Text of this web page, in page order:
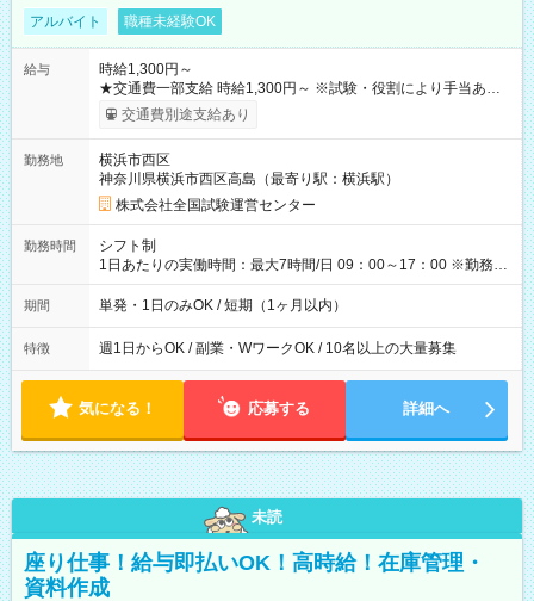
アルバイト 職種未経験OK
給与
時給1,300円～
★交通費一部支給 時給1,300円～ ※試験・役割により手当あり
※勤務回数により昇給あり 【即給（前払い）オプションあ
り！】 希望される場合、勤務から1週間ほどで給与の一部を受け
例】 ・河合塾模擬試験 8:30～17:30（休憩1時間） 時給1,300円
×8時間＝日収10,400円＋交通費 ※当日の役割により時給＋100
円の場合あり ・国家試験 7:00～13:30（休憩なし） 時給1,300
円（役割手当＋100円）×6時間＝日収8,400円＋交通費 【試用期
間】試用期間なし
交通費別途支給あり
勤務地
横浜市西区
神奈川県横浜市西区高島（最寄り駅：横浜駅）
株式会社全国試験運営センター
勤務時間
シフト制
1日あたりの実働時間：最大7時間/日 09：00～17：00 ※勤務時
間は 試験により異なります。
期間 単発・1日のみOK / 短期（1ヶ月以内）
特徴 週1日からOK / 副業・WワークOK / 10名以上の大量募集
気になる！ 応募する 詳細へ
未読
座り仕事！給与即払いOK！高時給！在庫管理・
資料作成